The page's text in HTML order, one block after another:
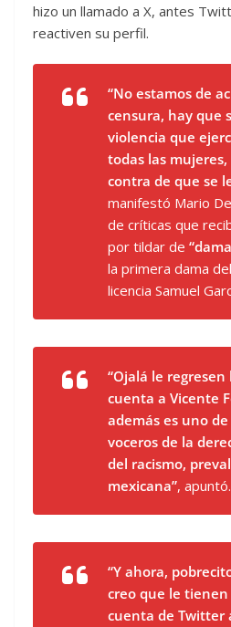
hizo un llamado a X, antes
reactiven su perfil.
“No estamos de
censura, hay que
violencia que
todas las
contra de que se
manifestó Mario
de críticas que
por tildar de
la primera dama
licencia Samuel
“Ojalá le
cuenta a Vicente
además es uno
voceros de la
del racismo,
mexicana”, apuntó.
“Y ahora,
creo que le
cuenta de Twitter